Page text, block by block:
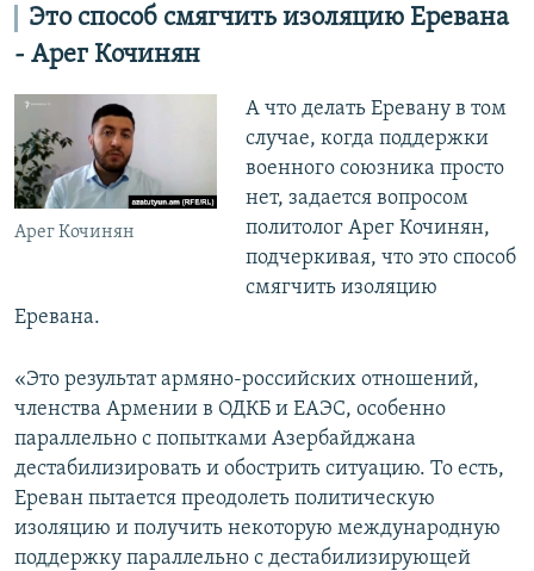
Это способ смягчить изоляцию Еревана
- Арег Кочинян
Арег Кочинян
А что делать Еревану в том
случае, когда поддержки
военного союзника просто
нет, задается вопросом
политолог Арег Кочинян,
подчеркивая, что это способ
смягчить изоляцию
Еревана.
​«Это результат армяно-российских отношений,
членства Армении в ОДКБ и ЕАЭС, особенно
параллельно с попытками Азербайджана
дестабилизировать и обострить ситуацию. То есть,
Ереван пытается преодолеть политическую
изоляцию и получить некоторую международную
поддержку параллельно с дестабилизирующей